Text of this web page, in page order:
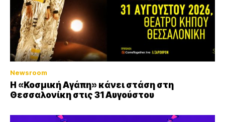
Newsroom
Η «Κοσμική Αγάπη» κάνει στάση στη
Θεσσαλονίκη στις 31 Αυγούστου